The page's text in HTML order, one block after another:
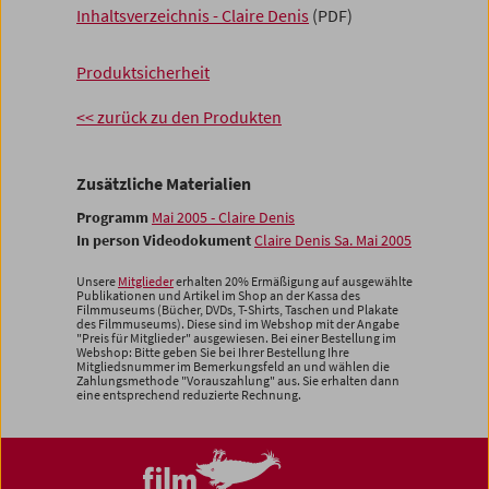
Inhaltsverzeichnis - Claire Denis (PDF)
Produktsicherheit
<< zurück zu den Produkten
Zusätzliche Materialien
Programm Mai 2005 - Claire Denis
In person VideodokumentClaire Denis Sa. Mai 2005
Unsere Mitgliedererhalten 20% Ermäßigung auf ausgewählte
Publikationen und Artikel im Shop an der Kassa des
Filmmuseums (Bücher, DVDs, T-Shirts, Taschen und Plakate
des Filmmuseums). Diese sind im Webshop mit der Angabe
"Preis für Mitglieder" ausgewiesen. Bei einer Bestellung im
Webshop: Bitte geben Sie bei Ihrer Bestellung Ihre
Mitgliedsnummer im Bemerkungsfeld an und wählen die
Zahlungsmethode "Vorauszahlung" aus. Sie erhalten dann
eine entsprechend reduzierte Rechnung.